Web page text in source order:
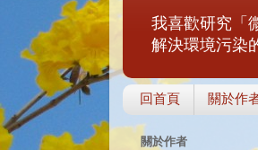
我喜歡研究「
解決環境污染
回首頁 關於作
關於作者